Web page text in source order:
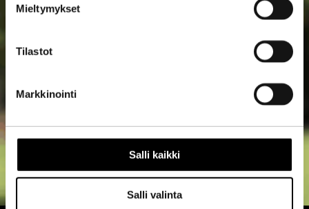
Mieltymykset
Tilastot
Markkinointi
Salli kaikki
Salli valinta